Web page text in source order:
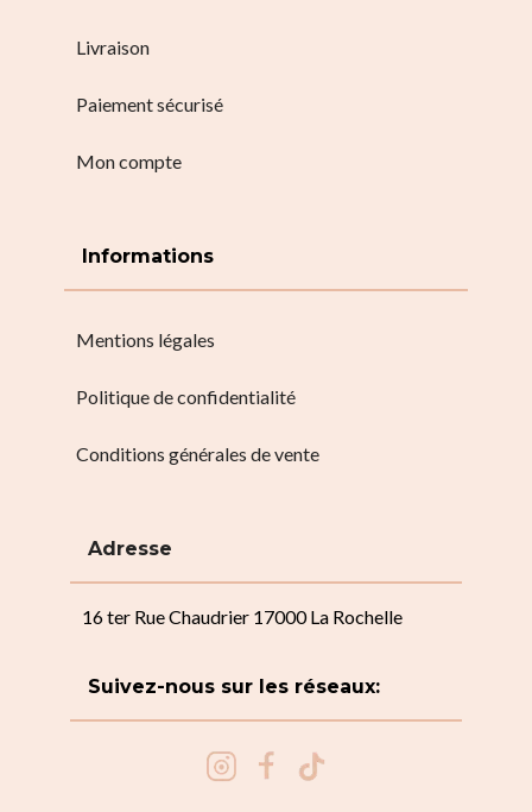
Livraison
Paiement sécurisé
Mon compte
Informations
Mentions légales
Politique de confidentialité
Conditions générales de vente
Adresse
16 ter Rue Chaudrier 17000 La Rochelle
Suivez-nous sur les réseaux: